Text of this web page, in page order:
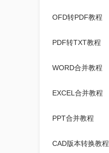
OFD转PDF教程
PDF转TXT教程
WORD合并教程
EXCEL合并教程
PPT合并教程
CAD版本转换教程